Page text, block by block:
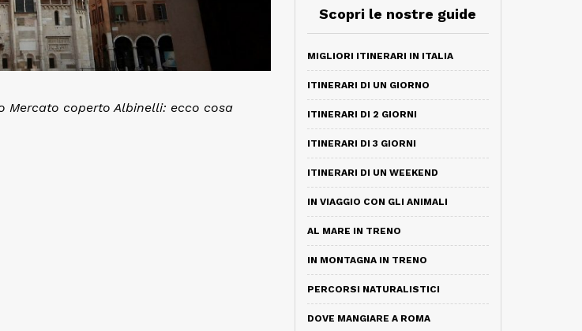
Mercato coperto Albinelli: ecco cosa
Scopri le nostre guide
MIGLIORI ITINERARI IN ITALIA
ITINERARI DI UN GIORNO
ITINERARI DI 2 GIORNI
ITINERARI DI 3 GIORNI
ITINERARI DI UN WEEKEND
IN VIAGGIO CON GLI ANIMALI
AL MARE IN TRENO
IN MONTAGNA IN TRENO
PERCORSI NATURALISTICI
DOVE MANGIARE A ROMA